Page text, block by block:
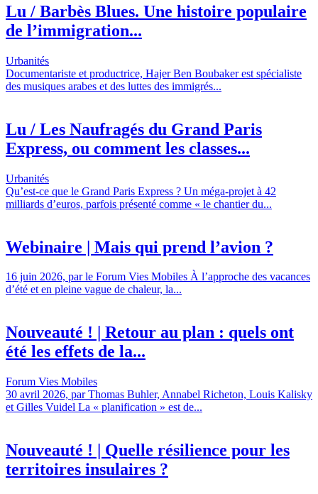
Lu / Barbès Blues. Une histoire populaire
de l’immigration...
Urbanités
Documentariste et productrice, Hajer Ben Boubaker est spécialiste
des musiques arabes et des luttes des immigrés...
Lu / Les Naufragés du Grand Paris
Express, ou comment les classes...
Urbanités
Qu’est-ce que le Grand Paris Express ? Un méga-projet à 42
milliards d’euros, parfois présenté comme « le chantier du...
Webinaire | Mais qui prend l’avion ?
16 juin 2026, par le Forum Vies Mobiles À l’approche des vacances
d’été et en pleine vague de chaleur, la...
Nouveauté ! | Retour au plan : quels ont
été les effets de la...
Forum Vies Mobiles
30 avril 2026, par Thomas Buhler, Annabel Richeton, Louis Kalisky
et Gilles Vuidel La « planification » est de...
Nouveauté ! | Quelle résilience pour les
territoires insulaires ?